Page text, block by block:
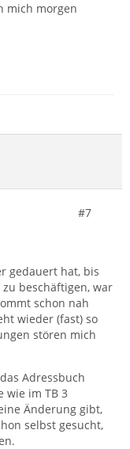
mich morgen
#7
gedauert hat, bis
beschäftigen, war
schon nah
wieder (fast) so
stören mich
Adressbuch
wie im TB 3
Änderung gibt,
selbst gesucht,